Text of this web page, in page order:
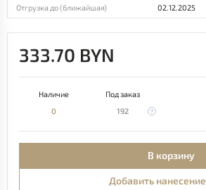
Отгрузка до (ближайшая)
02.12.2025
333.70 BYN
Наличие Под заказ
0
192
В корзину
Добавить нанесение